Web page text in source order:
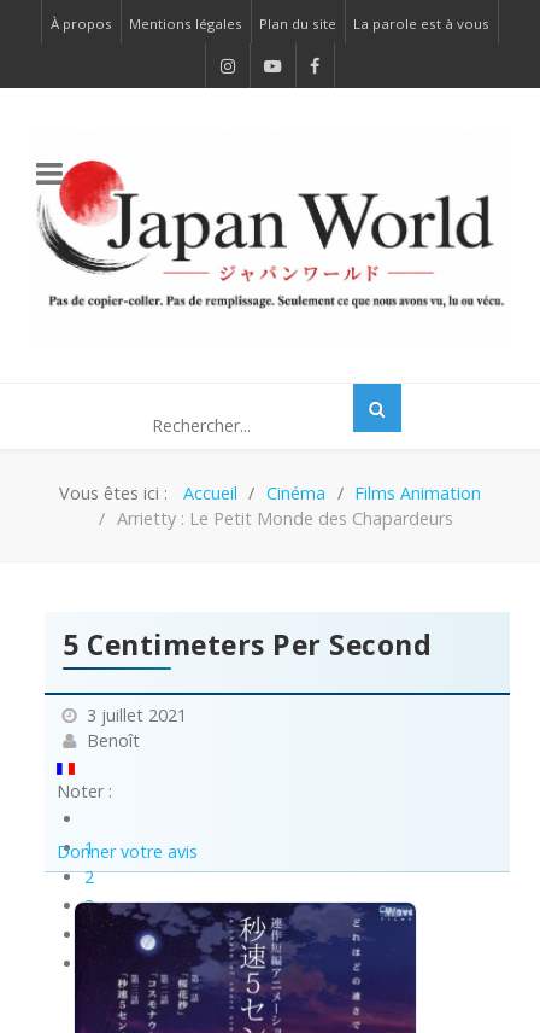
À propos Mentions légales Plan du site La parole est à vous
Vous êtes ici : Accueil Cinéma
Films Animation
Arrietty : Le Petit Monde des Chapardeurs
5 Centimeters Per Second
3 juillet 2021
Benoît
Noter :
1
2
3
Donner votre avis